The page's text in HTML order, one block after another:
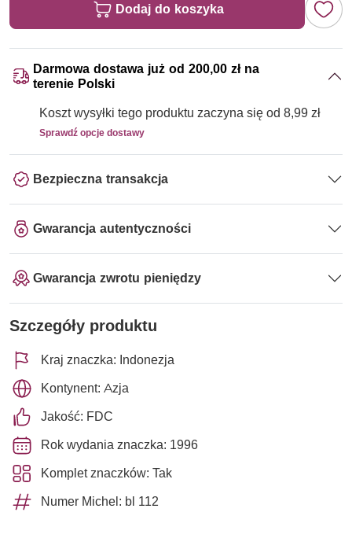
Dodaj do koszyka
Darmowa dostawa już od 200,00 zł na
terenie Polski
Koszt wysyłki tego produktu zaczyna się od 8,99 zł
Sprawdź opcje dostawy
Bezpieczna transakcja
Gwarancja autentyczności
Gwarancja zwrotu pieniędzy
Szczegóły produktu
Kraj znaczka: Indonezja
Kontynent: Azja
Jakość: FDC
Rok wydania znaczka: 1996
Komplet znaczków: Tak
Numer Michel: bl 112